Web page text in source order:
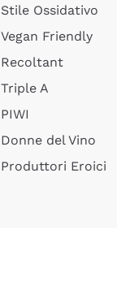
Stile Ossidativo
Vegan Friendly
Recoltant
Triple A
PIWI
Donne del Vino
Produttori Eroici